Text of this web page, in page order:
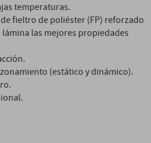
temperaturas.
fieltro de poliéster (FP) reforzado
las mejores propiedades
(estático y dinámico).